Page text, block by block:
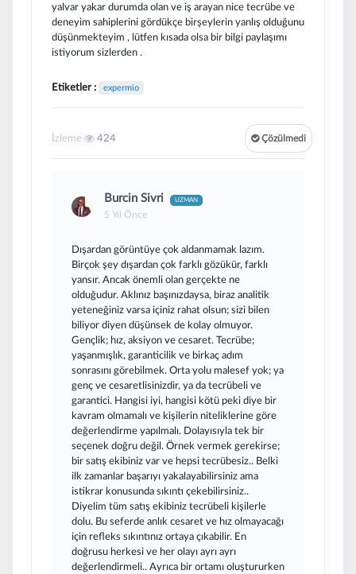
yalvar yakar durumda olan ve iş arayan nice tecrübe ve
deneyim sahiplerini gördükçe birşeylerin yanlış olduğunu
düşünmekteyim , lütfen kısada olsa bir bilgi paylaşımı
istiyorum sizlerden .
Etiketler : expermio
Çözülmedi
İzleme 424
Burcin Sivri UZMAN
5 Yıl Önce
Dışardan görüntüye çok aldanmamak lazım.
Birçok şey dışardan çok farklı gözükür, farklı
yansır. Ancak önemli olan gerçekte ne
olduğudur. Aklınız başınızdaysa, biraz analitik
yeteneğiniz varsa içiniz rahat olsun; sizi bilen
biliyor diyen düşünsek de kolay olmuyor.
Gençlik; hız, aksiyon ve cesaret. Tecrübe;
yaşanmışlık, garanticilik ve birkaç adım
sonrasını görebilmek. Orta yolu malesef yok; ya
genç ve cesaretlisinizdir, ya da tecrübeli ve
garantici. Hangisi iyi, hangisi kötü peki diye bir
kavram olmamalı ve kişilerin niteliklerine göre
değerlendirme yapılmalı. Dolayısıyla tek bir
seçenek doğru değil. Örnek vermek gerekirse;
bir satış ekibiniz var ve hepsi tecrübesiz.. Belki
ilk zamanlar başarıyı yakalayabilirsiniz ama
istikrar konusunda sıkıntı çekebilirsiniz..
Diyelim tüm satış ekibiniz tecrübeli kişilerle
dolu. Bu seferde anlık cesaret ve hız olmayacağı
için refleks sıkıntınız ortaya çıkabilir. En
doğrusu herkesi ve her olayı ayrı ayrı
değerlendirmeli.. Ayrıca bir ortamı oluştururken